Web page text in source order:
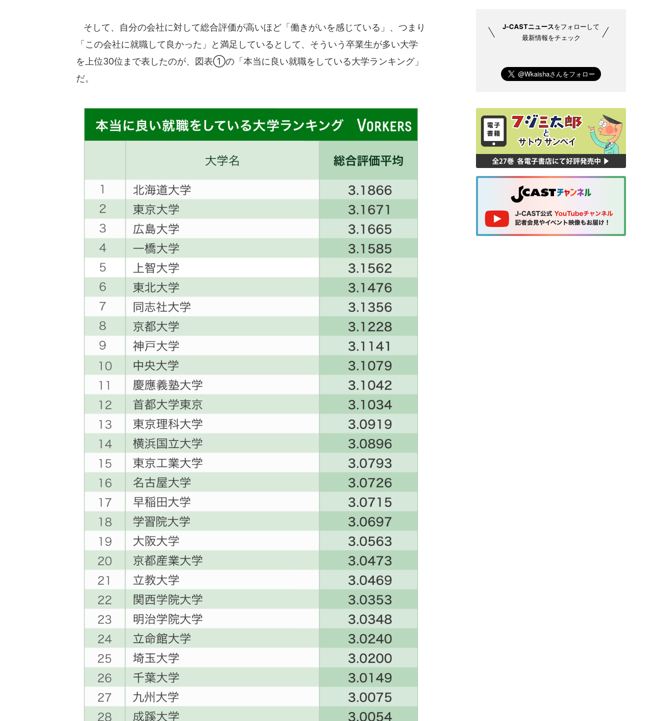
そして、自分の会社に対して総合評価が高いほど「働きがいを感じている」、つまり
「この会社に就職して良かった」と満足しているとして、そういう卒業生が多い大学
を上位30位まで表したのが、図表①の「本当に良い就職をしている大学ランキング」
だ。
J-CASTニュースをフォローして
最新情報をチェック